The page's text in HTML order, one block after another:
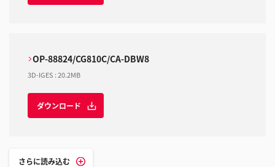
OP-88824/CG810C/CA-DBW8
3D-IGES :20.2MB
ダウンロード
さらに読み込む